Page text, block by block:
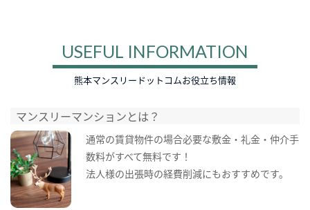
USEFUL INFORMATION
熊本マンスリードットコムお役立ち情報
マンスリーマンションとは？
通常の賃貸物件の場合必要な敷金・礼金・仲介手
数料がすべて無料です！
法人様の出張時の経費削減にもおすすめです。